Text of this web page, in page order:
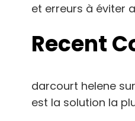
et erreurs à éviter
Recent
darcourt helene sur
est la solution la